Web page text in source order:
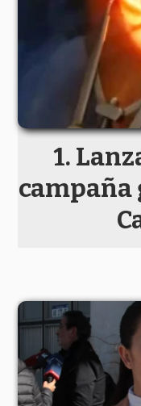
campaña